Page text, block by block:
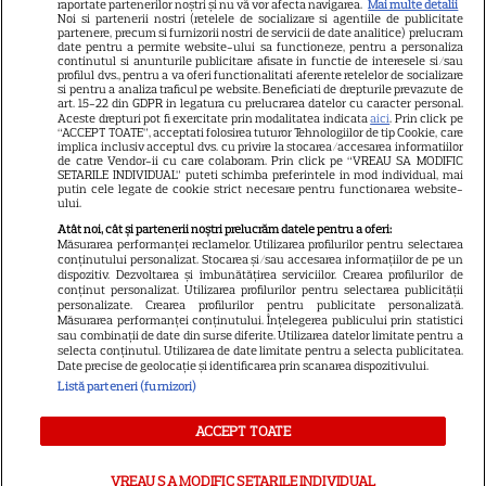
Avantaje
Elle
Unica
Retete practice
URMĂREȘTE-NE PE
Copyright2026 Ringier Romania – Toate Drepturile rezervate
Jocurile de noroc sunt interzise minorilor.
raportate partenerilor noștri și nu vă vor afecta navigarea. Mai multe detalii
Noi si partenerii nostri (retelele de socializare si agentiile de publicitate
partenere, precum si furnizorii nostri de servicii de date analitice) prelucram
date pentru a permite website-ului sa functioneze, pentru a personaliza
continutul si anunturile publicitare afisate in functie de interesele si/sau
profilul dvs., pentru a va oferi functionalitati aferente retelelor de socializare
si pentru a analiza traficul pe website. Beneficiati de drepturile prevazute de
art. 15-22 din GDPR in legatura cu prelucrarea datelor cu caracter personal.
Aceste drepturi pot fi exercitate prin modalitatea indicataaici. Prin click pe
“ACCEPT TOATE”, acceptati folosirea tuturor Tehnologiilor de tip Cookie, care
implica inclusiv acceptul dvs. cu privire la stocarea/accesarea informatiilor
de catre Vendor-ii cu care colaboram. Prin click pe “VREAU SA MODIFIC
SETARILE INDIVIDUAL” puteti schimba preferintele in mod individual, mai
putin cele legate de cookie strict necesare pentru functionarea website-
ului.
Atât noi, cât și partenerii noștri prelucrăm datele pentru a oferi:
Măsurarea performanței reclamelor. Utilizarea profilurilor pentru selectarea
conținutului personalizat. Stocarea și/sau accesarea informațiilor de pe un
dispozitiv. Dezvoltarea și îmbunătățirea serviciilor. Crearea profilurilor de
conținut personalizat. Utilizarea profilurilor pentru selectarea publicității
personalizate. Crearea profilurilor pentru publicitate personalizată.
Măsurarea performanței conținutului. Înțelegerea publicului prin statistici
sau combinații de date din surse diferite. Utilizarea datelor limitate pentru a
selecta conținutul. Utilizarea de date limitate pentru a selecta publicitatea.
Date precise de geolocație și identificarea prin scanarea dispozitivului.
Listă parteneri (furnizori)
ACCEPT TOATE
VREAU SA MODIFIC SETARILE INDIVIDUAL